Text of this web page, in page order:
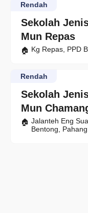
Sekolah
Mun Repas
Rendah
Kg Repas, PPD
Sekolah
Mun
Rendah
Jalanteh Eng
Bentong, Pahang